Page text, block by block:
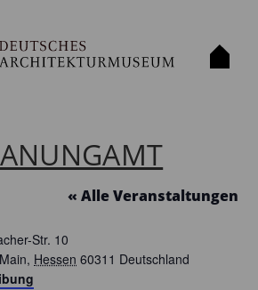
« Alle Veranstaltungen
Str. 10
, Hessen 60311 Deutschland